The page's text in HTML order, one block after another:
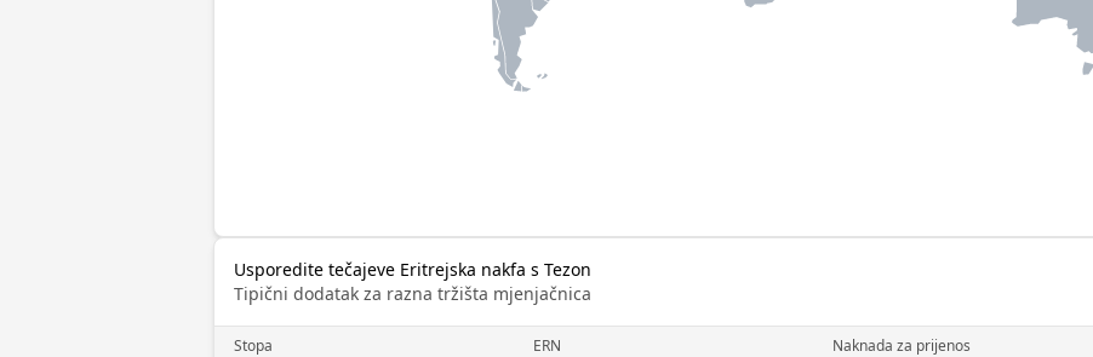
Usporedite tečajeve Eritrejska nakfa s Tezon
Tipični dodatak za razna tržišta mjenjačnica
Stopa ERN Naknada za prijenos